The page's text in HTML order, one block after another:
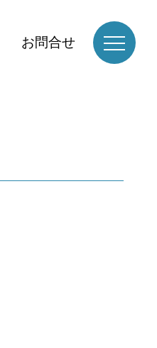
お問合せ